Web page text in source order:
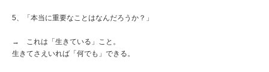
5、「本当に重要なことはなんだろうか？」
→ これは「生きている」こと。
生きてさえいれば「何でも」できる。